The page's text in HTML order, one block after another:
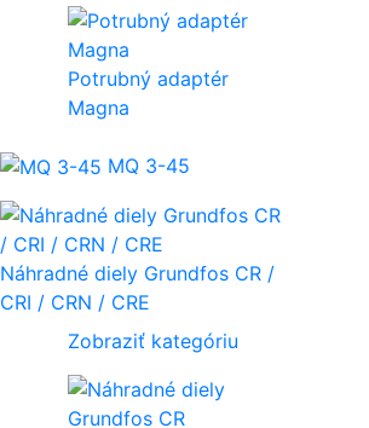
Potrubný adaptér
Magna
MQ 3-45
Náhradné diely Grundfos CR /
CRI / CRN / CRE
Zobraziť kategóriu